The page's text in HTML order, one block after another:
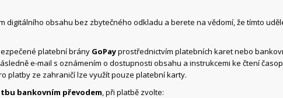
digitálního obsahu bez zbytečného odkladu a berete na vědomí, že tímto
platební brány GoPayprostřednictvím platebních karet nebo
e-mail s oznámením o dostupnosti obsahu a instrukcemi ke čtení
platby ze zahraničí lze využít pouze platební karty.
bankovním převodem, při platbě zvolte: